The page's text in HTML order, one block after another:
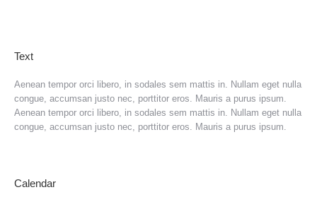
Text
Aenean tempor orci libero, in sodales sem mattis in. Nullam eget nulla
congue, accumsan justo nec, porttitor eros. Mauris a purus ipsum.
Aenean tempor orci libero, in sodales sem mattis in. Nullam eget nulla
congue, accumsan justo nec, porttitor eros. Mauris a purus ipsum.
Calendar